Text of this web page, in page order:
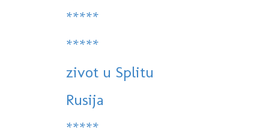
*****
*****
zivot u Splitu
Rusija
*****